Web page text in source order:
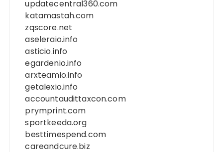
updatecentral360.com
katamastah.com
zqscore.net
aseleraio.info
asticio.info
egardenio.info
arxteamio.info
getalexio.info
accountaudittaxcon.com
prymprint.com
sportkeeda.org
besttimespend.com
careandcure.biz